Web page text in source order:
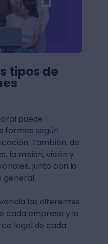
tipos de
puede
formas según
También, de
la misión, visión y
junto con la
general.
las diferentes
cada empresa y lo
legal de cada